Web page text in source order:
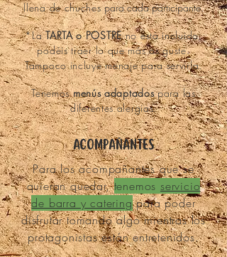
llena de chuchespara cada participante.
*LaTARTA o POSTREnoestá incluido,
podéis traer lo que más os guste.
Tampoco incluye menaje para servirla.
Tenemosmenús adaptadospara las
diferentes alergias.
ACOMPAÑANTES
Para los acompañantes que se
quieran quedar,tenemos servicio
de barra y cateringpara poder
disfrutar tomando algo mientras los
protagonistas están entretenidos.